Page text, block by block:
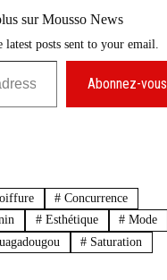
sur Mousso News
latest posts sent to your email.
Abonnez-vous
# Concurrence
#Esthétique # Mode
# Saturation